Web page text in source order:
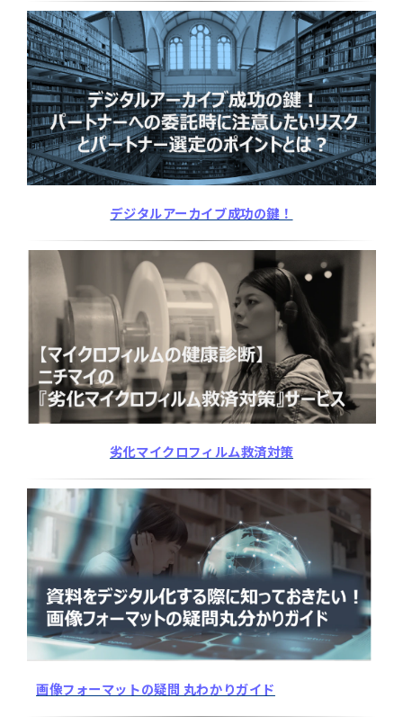
デジタルアーカイブ成功の鍵！
劣化マイクロフィルム救済対策
画像フォーマットの疑問 丸わかりガイド